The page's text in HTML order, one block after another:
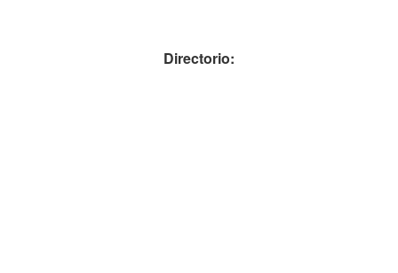
Directorio: